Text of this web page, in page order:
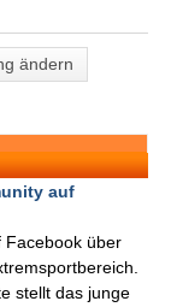
ändern
auf
Facebook über
stellt das junge